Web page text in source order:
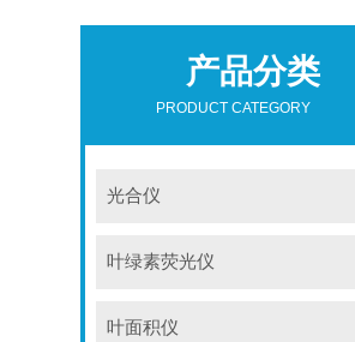
产品分类
PRODUCT CATEGORY
光合仪
叶绿素荧光仪
叶面积仪